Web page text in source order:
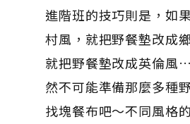
進階班的技巧則是，如
村風，就把野餐墊改成
就把野餐墊改成英倫風
然不可能準備那麼多種
找塊餐布吧～不同風格